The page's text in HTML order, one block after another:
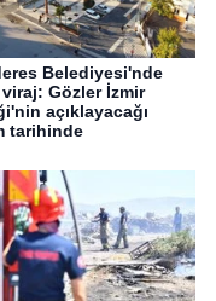
Belediyesi'nde
Gözler İzmir
açıklayacağı
tarihinde